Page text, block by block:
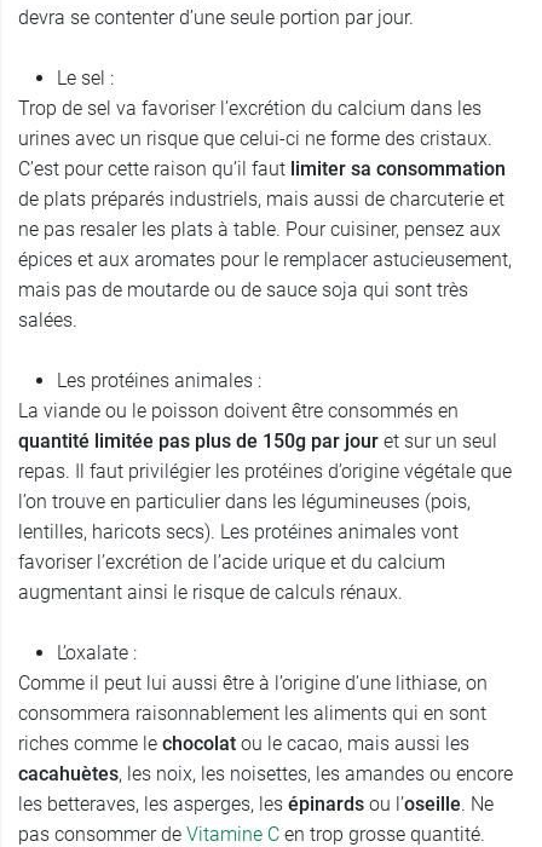
devra se contenter d’une seule portion par jour.
Le sel :
Trop de sel va favoriser l’excrétion du calcium dans les
urines avec un risque que celui-ci ne forme des cristaux.
C’est pour cette raison qu’il faut limiter sa consommation
de plats préparés industriels, mais aussi de charcuterie et
ne pas resaler les plats à table. Pour cuisiner, pensez aux
épices et aux aromates pour le remplacer astucieusement,
mais pas de moutarde ou de sauce soja qui sont très
salées.
Les protéines animales :
La viande ou le poisson doivent être consommés en
quantité limitée pas plus de 150g par jour et sur un seul
repas. Il faut privilégier les protéines d’origine végétale que
l’on trouve en particulier dans les légumineuses (pois,
lentilles, haricots secs). Les protéines animales vont
favoriser l’excrétion de l’acide urique et du calcium
augmentant ainsi le risque de calculs rénaux.
L’oxalate :
Comme il peut lui aussi être à l’origine d’une lithiase, on
consommera raisonnablement les aliments qui en sont
riches comme le chocolat ou le cacao, mais aussi les
cacahuètes, les noix, les noisettes, les amandes ou encore
les betteraves, les asperges, les épinards ou l’oseille. Ne
pas consommer de Vitamine C en trop grosse quantité.